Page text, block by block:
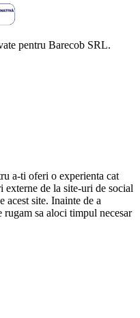
pentru Barecob SRL.
a-ti oferi o experienta cat
de la site-uri de social
acest site. Inainte de a
sa aloci timpul necesar